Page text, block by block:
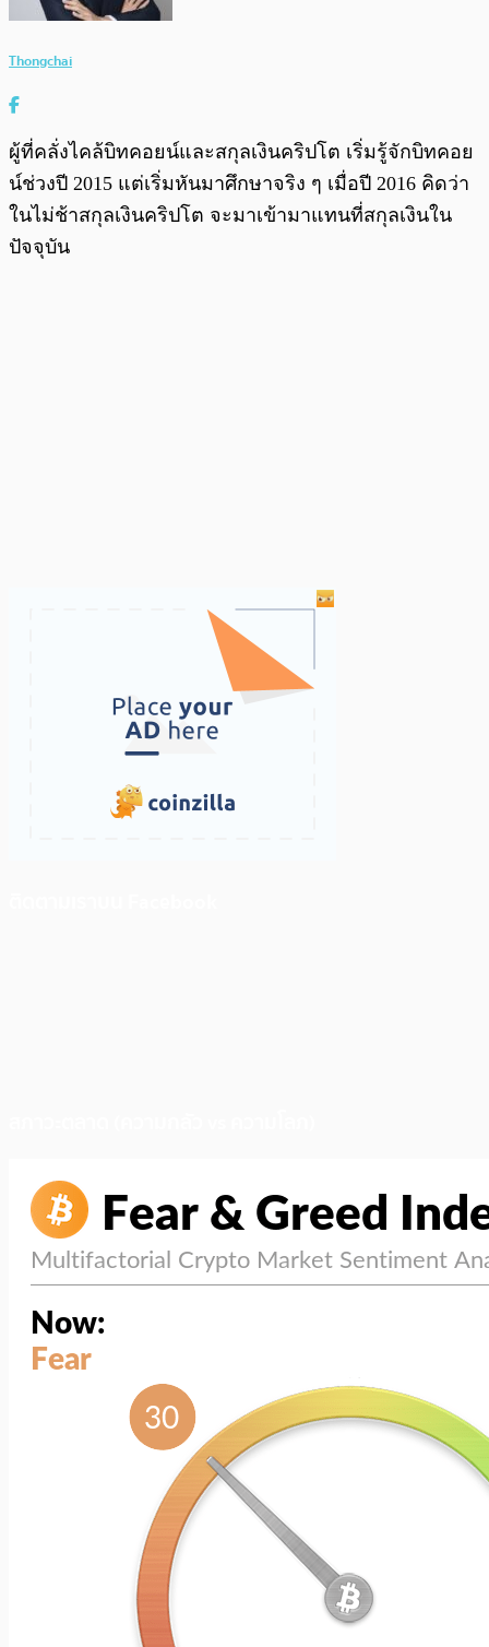
Thongchai
ผู้ที่คลั่งไคล้บิทคอยน์และสกุลเงินคริปโต เริ่มรู้จักบิทคอย
น์ช่วงปี 2015 แต่เริ่มหันมาศึกษาจริง ๆ เมื่อปี 2016 คิดว่า
ในไม่ช้าสกุลเงินคริปโต จะมาเข้ามาแทนที่สกุลเงินใน
ปัจจุบัน